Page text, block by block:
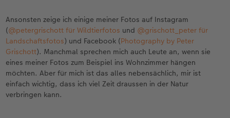
Ansonsten zeige ich einige meiner Fotos auf Instagram
(@petergrischott für Wildtierfotos und @grischott_peter für
Landschaftsfotos) und Facebook (Photography by Peter
Grischott). Manchmal sprechen mich auch Leute an, wenn sie
eines meiner Fotos zum Beispiel ins Wohnzimmer hängen
möchten. Aber für mich ist das alles nebensächlich, mir ist
einfach wichtig, dass ich viel Zeit draussen in der Natur
verbringen kann.